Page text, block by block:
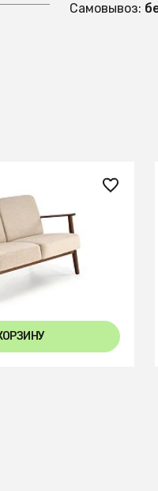
Самовывоз:
MILANO 2S tap.
орех